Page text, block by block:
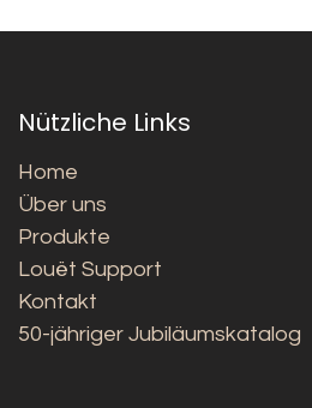
Nützliche Links
Home
Über uns
Produkte
Louët Support
Kontakt
50-jähriger Jubiläumskatalog